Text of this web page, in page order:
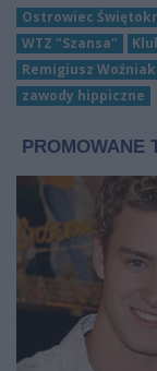
Ostrowiec
WTZ "Szansa"
Remigiusz
zawody hippiczne